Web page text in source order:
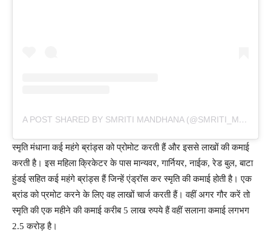
A POST SHARED BY SMRITI MANDHANA (@SMRITI_MANDHANA)
स्मृति मंधाना कई महंगे ब्रांड्स को प्रोमोट करती हैं और इससे लाखों की कमाई
करती है। इस महिला क्रिकेटर के पास मान्यवर, गार्नियर, नाईक, रेड बुल, बाटा
हुंडई सहित कई महंगे ब्रांड्स हैं जिन्हें एंड्रॉस कर स्मृति की कमाई होती है। एक
ब्रांड को प्रमोट करने के लिए वह लाखों चार्ज करती हैं। वहीं अगर गौर करें तो
स्मृति की एक महीने की कमाई करीब 5 लाख रुपये हैं वहीं सलाना कमाई लगभग
2.5 करोड़ है।